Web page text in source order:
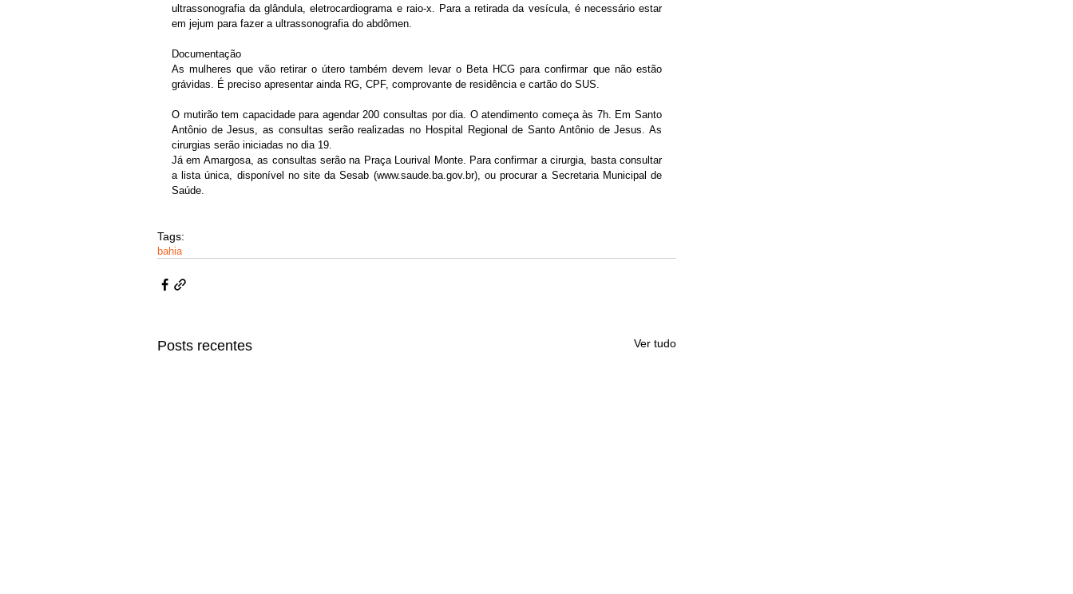
ultrassonografia da glândula, eletrocardiograma e raio-x. Para a retirada da vesícula, é necessário estar
em jejum para fazer a ultrassonografia do abdômen.
Documentação
As mulheres que vão retirar o útero também devem levar o Beta HCG para confirmar que não estão
grávidas. É preciso apresentar ainda RG, CPF, comprovante de residência e cartão do SUS.
O mutirão tem capacidade para agendar 200 consultas por dia. O atendimento começa às 7h. Em Santo
Antônio de Jesus, as consultas serão realizadas no Hospital Regional de Santo Antônio de Jesus. As
cirurgias serão iniciadas no dia 19.
Já em Amargosa, as consultas serão na Praça Lourival Monte. Para confirmar a cirurgia, basta consultar
a lista única, disponível no site da Sesab (www.saude.ba.gov.br), ou procurar a Secretaria Municipal de
Saúde.
Tags:
bahia
Posts recentes Ver tudo